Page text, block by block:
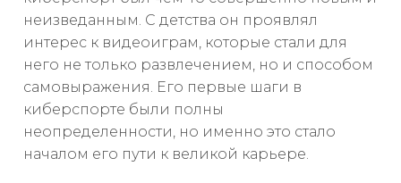
неизведанным. С детства он проявлял
интерес к видеоиграм, которые стали для
него не только развлечением, но и способом
самовыражения. Его первые шаги в
киберспорте были полны
неопределенности, но именно это стало
началом его пути к великой карьере.